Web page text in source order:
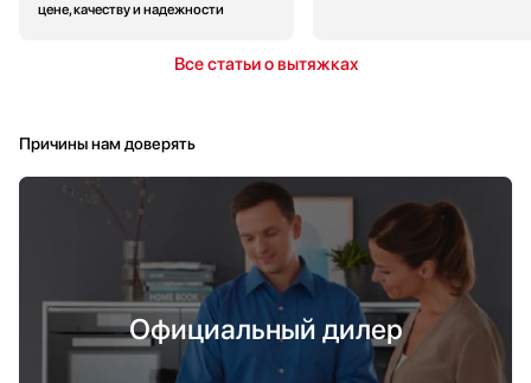
Все статьи о вытяжках
цене, качеству и надежности
Причины нам доверять
Официальный дилер